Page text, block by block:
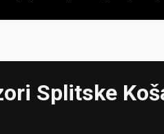
Splitske